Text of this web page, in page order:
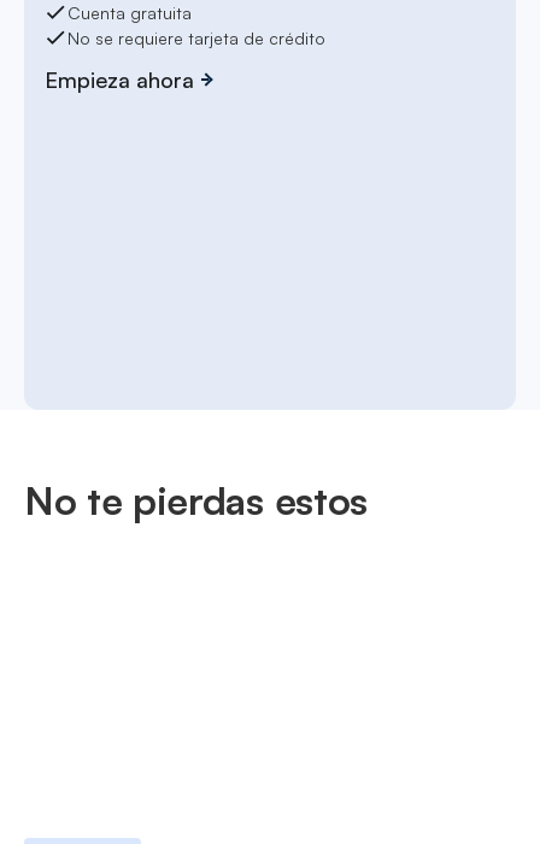
Cuenta gratuita
No se requiere tarjeta de crédito
Empieza ahora
No te pierdas estos